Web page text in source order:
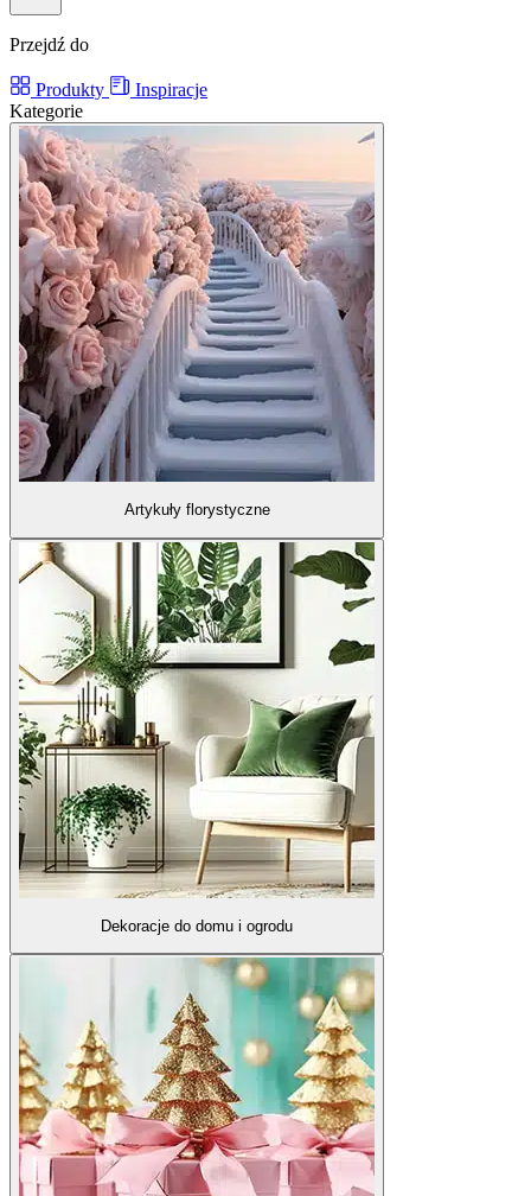
Przejdź do
Produkty
Inspiracje
Kategorie
Artykuły florystyczne
Dekoracje do domu i ogrodu